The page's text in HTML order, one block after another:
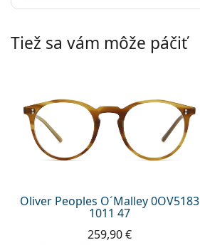
Tiež sa vám môže páčiť
Oliver Peoples O´Malley 0OV5183
1011 47
259,90 €